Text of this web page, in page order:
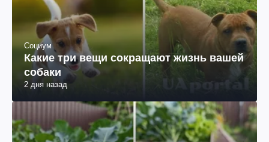
Социум
Какие три вещи сокращают жизнь вашей
собаки
2 дня назад